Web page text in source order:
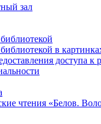
зал
в
доступа к
чтения «Белов.